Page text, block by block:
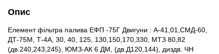
Опис
Елемент фільтра палива ЕФП -75Г Двигуни : А-41,01,СМД-60,
ДТ-75М, Т-4А, 30, 40, 125, 130,150,170,330, МТЗ 80,82
(дв.240,243,245), ЮМЗ-АК 6 ДМ, (дв.Д120,144), диздв. ЧН